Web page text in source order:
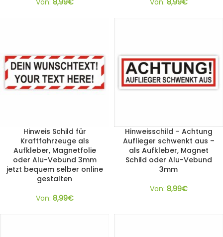
Von: 8,99€
Von: 8,99€
Hinweis Schild für
Kraftfahrzeuge als
Aufkleber, Magnetfolie
oder Alu-Vebund 3mm
jetzt bequem selber online
gestalten
Von: 8,99€
Hinweisschild – Achtung
Auflieger schwenkt aus –
als Aufkleber, Magnet
Schild oder Alu-Vebund
3mm
Von: 8,99€